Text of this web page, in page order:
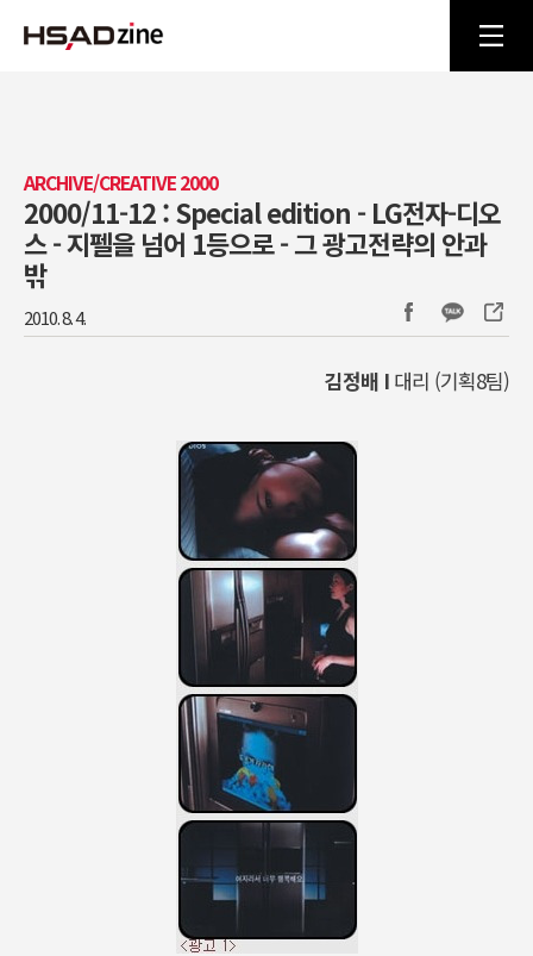
ARCHIVE/CREATIVE 2000
2000/11-12 : Special edition - LG전자-디오
스 - 지펠을 넘어 1등으로 - 그 광고전략의 안과
밖
2010. 8. 4.
김정배 I 대리 (기획8팀)